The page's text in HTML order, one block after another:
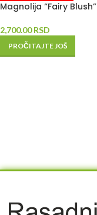
Magnolija “Fairy Blush”
2,700.00RSD
PROČITAJTE JOŠ